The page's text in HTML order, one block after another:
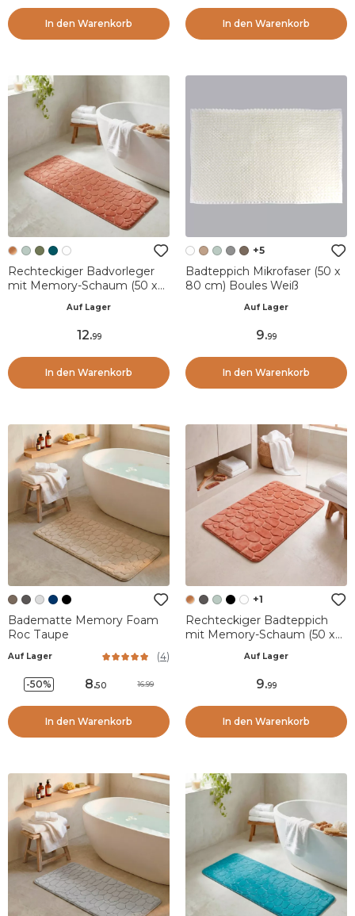
In den Warenkorb In den Warenkorb
Rechteckiger Badvorleger
mit Memory-Schaum (50 x
Auf Lager
12.99
In den Warenkorb
+5
Badteppich Mikrofaser (50 x
80 cm) Boules Weiß
Auf Lager
9.99
In den Warenkorb
Badematte Memory Foam
Roc Taupe
Auf Lager (4)
-50% 8.50 16.99
In den Warenkorb
+1
Rechteckiger Badteppich
mit Memory-Schaum (50 x
Auf Lager
9.99
In den Warenkorb